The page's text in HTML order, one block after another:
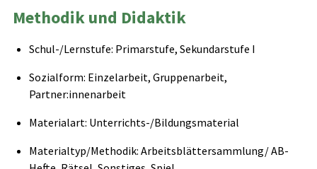
Methodik und Didaktik
Schul-/Lernstufe: Primarstufe, Sekundarstufe I
Sozialform: Einzelarbeit, Gruppenarbeit,
Partner:innenarbeit
Materialart: Unterrichts-/Bildungsmaterial
Materialtyp/Methodik: Arbeitsblättersammlung/ AB-